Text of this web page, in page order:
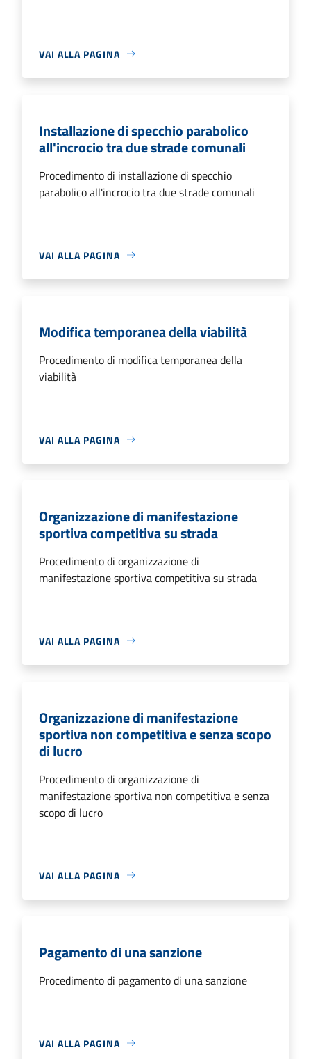
VAI ALLA PAGINA
Installazione di specchio parabolico
all'incrocio tra due strade comunali
Procedimento di installazione di specchio
parabolico all'incrocio tra due strade comunali
VAI ALLA PAGINA
Modifica temporanea della viabilità
Procedimento di modifica temporanea della
viabilità
VAI ALLA PAGINA
Organizzazione di manifestazione
sportiva competitiva su strada
Procedimento di organizzazione di
manifestazione sportiva competitiva su strada
VAI ALLA PAGINA
Organizzazione di manifestazione
sportiva non competitiva e senza scopo
di lucro
Procedimento di organizzazione di
manifestazione sportiva non competitiva e senza
scopo di lucro
VAI ALLA PAGINA
Pagamento di una sanzione
Procedimento di pagamento di una sanzione
VAI ALLA PAGINA